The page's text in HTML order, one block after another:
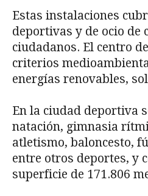
Estas instalaciones
deportivas y de ocio de
ciudadanos. El centro
criterios
energías renovables,
En la ciudad deportiva
natación, gimnasia
atletismo, baloncesto,
entre otros deportes, y
superficie de 171.806